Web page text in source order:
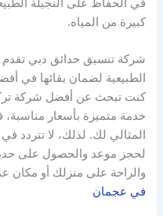
في الحفاظ على النجيلة
كبيرة من المياه.
شركة تنسيق حدائق دبي تقدم
الطبيعية لضمان بقائها في
كنت تبحث عن أفضل شركة
خدمة متميزة بأسعار
المثالي لك. لذلك، لا تتردد
لحجز موعد والحصول على
والراحة على منزلك أو مكان
في عجمان